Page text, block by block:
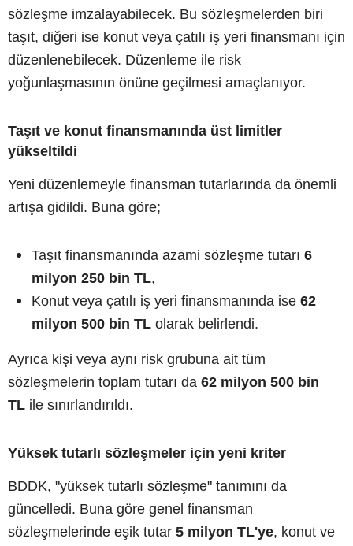
sözleşme imzalayabilecek. Bu sözleşmelerden biri
taşıt, diğeri ise konut veya çatılı iş yeri finansmanı için
düzenlenebilecek. Düzenleme ile risk
yoğunlaşmasının önüne geçilmesi amaçlanıyor.
Taşıt ve konut finansmanında üst limitler
yükseltildi
Yeni düzenlemeyle finansman tutarlarında da önemli
artışa gidildi. Buna göre;
Taşıt finansmanında azami sözleşme tutarı 6
milyon 250 bin TL,
Konut veya çatılı iş yeri finansmanında ise 62
milyon 500 bin TL olarak belirlendi.
Ayrıca kişi veya aynı risk grubuna ait tüm
sözleşmelerin toplam tutarı da 62 milyon 500 bin
TL ile sınırlandırıldı.
Yüksek tutarlı sözleşmeler için yeni kriter
BDDK, "yüksek tutarlı sözleşme" tanımını da
güncelledi. Buna göre genel finansman
sözleşmelerinde eşik tutar 5 milyon TL'ye, konut ve